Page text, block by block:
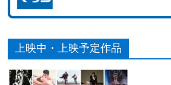
上映中・上映予定作品